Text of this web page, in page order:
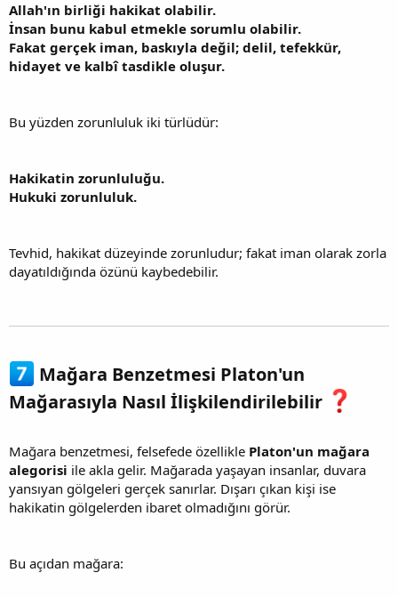
Allah'ın birliği hakikat olabilir.
İnsan bunu kabul etmekle sorumlu olabilir.
Fakat gerçek iman, baskıyla değil; delil, tefekkür,
hidayet ve kalbî tasdikle oluşur.
Bu yüzden zorunluluk iki türlüdür:
Hakikatin zorunluluğu.
Hukuki zorunluluk.
Tevhid, hakikat düzeyinde zorunludur; fakat iman olarak zorla
dayatıldığında özünü kaybedebilir.
Mağara Benzetmesi Platon'un
Mağarasıyla Nasıl İlişkilendirilebilir
Mağara benzetmesi, felsefede özellikle Platon'un mağara
alegorisi ile akla gelir. Mağarada yaşayan insanlar, duvara
yansıyan gölgeleri gerçek sanırlar. Dışarı çıkan kişi ise
hakikatin gölgelerden ibaret olmadığını görür.
Bu açıdan mağara: